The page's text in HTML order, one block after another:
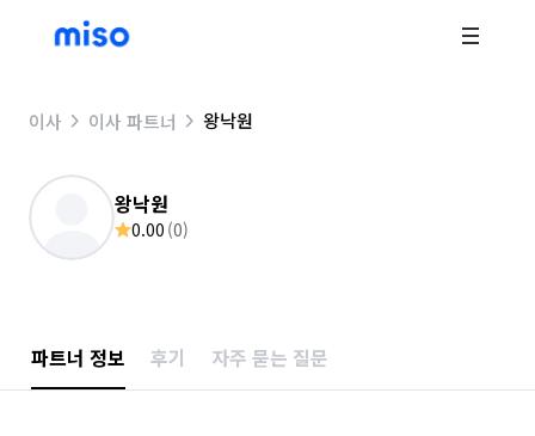
이사 이사 파트너 왕낙원
왕낙원
0.00 (0)
파트너 정보 후기 자주 묻는 질문